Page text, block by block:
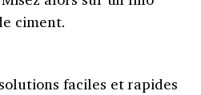
ciment.
faciles et rapides